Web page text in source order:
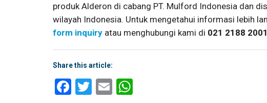
produk Alderon di cabang PT. Mulford Indonesia dan
wilayah Indonesia. Untuk mengetahui informasi lebih
form inquiryatau menghubungi kami di 021 2188
Share this article:
Facebook
Twitter
EmailWhatsApp